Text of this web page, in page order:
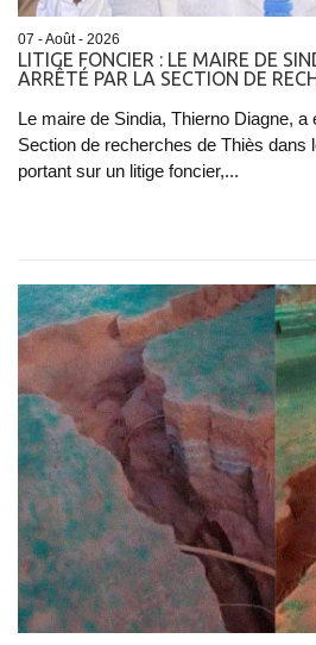
07 - Août - 2026
LITIGE FONCIER : LE MAIRE DE
ARRÊTÉ PAR LA SECTION DE
Le maire de Sindia, Thierno Diagne, a
Section de recherches de Thiès dans
portant sur un litige foncier,...